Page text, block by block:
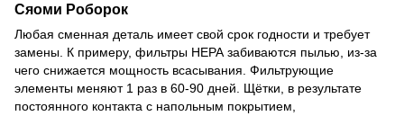
Сяоми Роборок
Любая сменная деталь имеет свой срок годности и требует
замены. К примеру, фильтры НЕРА забиваются пылью, из-за
чего снижается мощность всасывания. Фильтрующие
элементы меняют 1 раз в 60-90 дней. Щётки, в результате
постоянного контакта с напольным покрытием,